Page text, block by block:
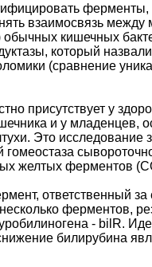
ферменты,
взаимосвязь
обычных кишечных
который
(сравнение
присутствует у
и у младенцев,
Это исследование
желтых ферментов
ответственный за
ферментов,
- bilR.
билирубина